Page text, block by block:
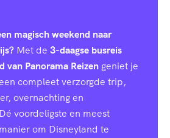
magisch weekend naar
Met de 3-daagse busreis
van Panorama Reizen geniet je
compleet verzorgde trip,
overnachting en
voordeligste en meest
om Disneyland te